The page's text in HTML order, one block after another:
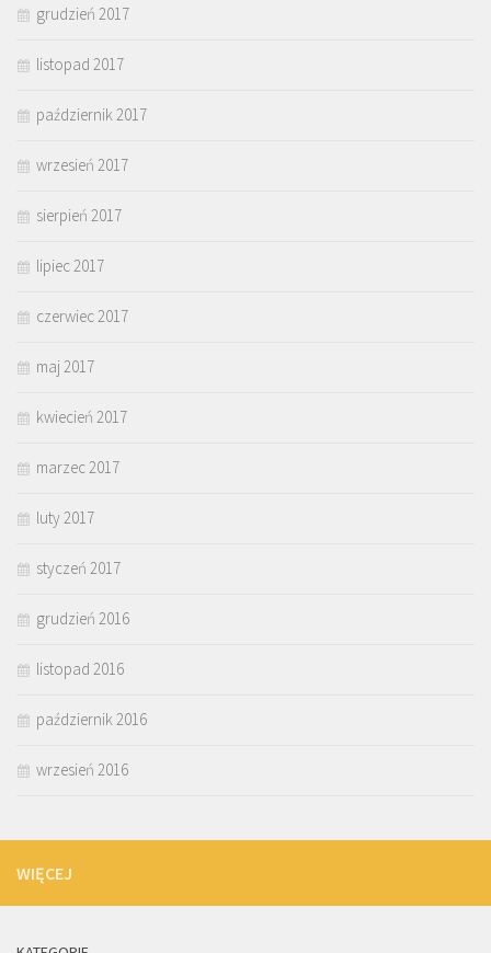
grudzień 2017
listopad 2017
październik 2017
wrzesień 2017
sierpień 2017
lipiec 2017
czerwiec 2017
maj 2017
kwiecień 2017
marzec 2017
luty 2017
styczeń 2017
grudzień 2016
listopad 2016
październik 2016
wrzesień 2016
WIĘCEJ